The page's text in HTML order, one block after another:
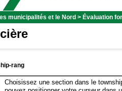
municipalités et le Nord > Évaluation
rang
Choisissez une section dans le